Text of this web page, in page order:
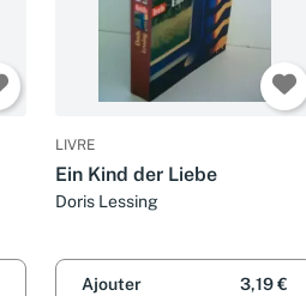
LIVRE
Ein Kind der Liebe
Doris Lessing
Ajouter 3,19 €